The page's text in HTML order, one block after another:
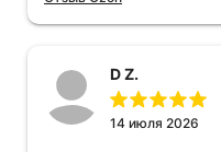
D Z.
14 июля 2026